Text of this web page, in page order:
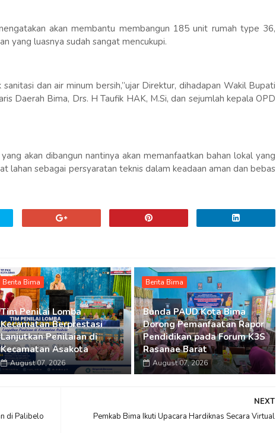
akan membantu membangun 185 unit rumah type 36,
yang luasnya sudah sangat mencukupi.
sanitasi dan air minum bersih,’’ujar Direktur, dihadapan Wakil Bupati
Daerah Bima, Drs. H Taufik HAK, M.Si, dan sejumlah kepala OPD
akan dibangun nantinya akan memanfaatkan bahan lokal yang
lahan sebagai persyaratan teknis dalam keadaan aman dan bebas
Berita Bima
Tim Penilai Lomba
Kecamatan Berprestasi
Lanjutkan Penilaian di
Kecamatan Asakota
August 07, 2026
Berita Bima
Bunda PAUD Kota Bima
Dorong Pemanfaatan Rapor
Pendidikan pada Forum K3S
Rasanae Barat
August 07, 2026
NEXT
Pemkab Bima Ikuti Upacara Hardiknas Secara Virtual
di Palibelo